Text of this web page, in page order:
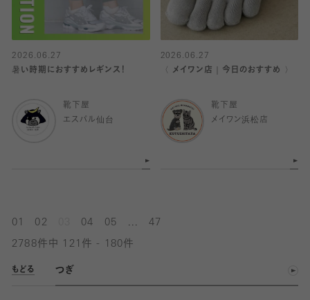
2026.06.27
暑い時期におすすめレギンス！
靴下屋
エスパル仙台
2026.06.27
〈 メイワン店｜今日のおすすめ 〉
靴下屋
メイワン浜松店
01 02 04 05 47
2788件中 121件 - 180件
もどる つぎ